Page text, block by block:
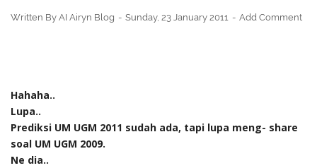
Written By AI Airyn Blog Sunday, 23 January 2011 Add Comment
Hahaha..
Lupa..
Prediksi UM UGM 2011 sudah ada, tapi lupa meng- share
soal UM UGM 2009.
Ne dia..